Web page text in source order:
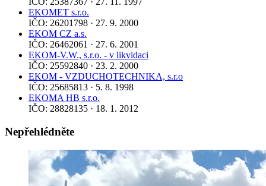
EKOMET s.r.o.
IČO: 26201798 · 27. 9. 2000
EKOM CZ a.s.
IČO: 26462061 · 27. 6. 2001
EKOM-V.W., s.r.o. - v likvidaci
IČO: 25592840 · 23. 2. 2000
EKOM - VZDUCHOTECHNIKA, s.r.o
IČO: 25685813 · 5. 8. 1998
EKOMA HB s.r.o.
IČO: 28828135 · 18. 1. 2012
Nepřehlédněte